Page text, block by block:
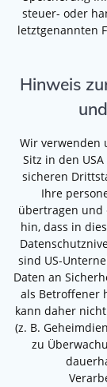
steuer- oder
letztgenannten
Hinweis
Wir verwenden
Sitz in den
sicheren
Ihre
übertragen und
hin, dass in
sind US-
Daten an
als Betroffener
kann daher
(z. B.
zu